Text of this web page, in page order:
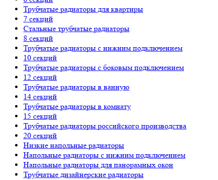
Трубчатые радиаторы для квартиры
7 секций
Стальные трубчатые радиаторы
8 секций
Трубчатые радиаторы с нижним подключением
10 секций
Трубчатые радиаторы с боковым подключением
12 секций
Трубчатые радиаторы в ванную
14 секций
Трубчатые радиаторы в комнату
15 секций
Трубчатые радиаторы российского производства
20 секций
Низкие напольные радиаторы
Напольные радиаторы с нижним подключением
Напольные радиаторы для панорамных окон
Трубчатые дизайнерские радиаторы